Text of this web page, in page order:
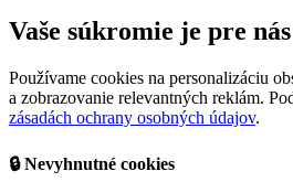
Vaše súkromie je pre
Používame cookies na personalizáciu
a zobrazovanie relevantných reklám.
zásadách ochrany osobných údajov.
🔒 Nevyhnutné cookies